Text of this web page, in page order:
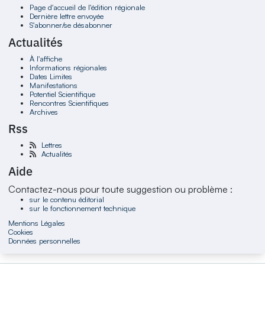
Page d'accueil de l'édition régionale
Dernière lettre envoyée
S'abonner/se désabonner
Actualités
À l'affiche
Informations régionales
Dates Limites
Manifestations
Potentiel Scientifique
Rencontres Scientifiques
Archives
Rss
Lettres
Actualités
Aide
Contactez-nous pour toute suggestion ou problème :
sur le contenu éditorial
sur le fonctionnement technique
Mentions Légales
Cookies
Données personnelles